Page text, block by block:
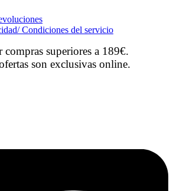
Condiciones del servicio
superiores a 189€.
son exclusivas online.